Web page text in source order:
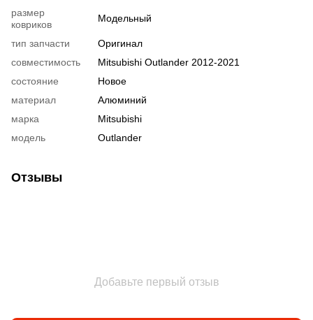
размер
ковриков
Модельный
тип запчасти
Оригинал
совместимость
Mitsubishi Outlander 2012-2021
состояние
Новое
материал
Алюминий
марка
Mitsubishi
модель
Outlander
Отзывы
Добавьте первый отзыв